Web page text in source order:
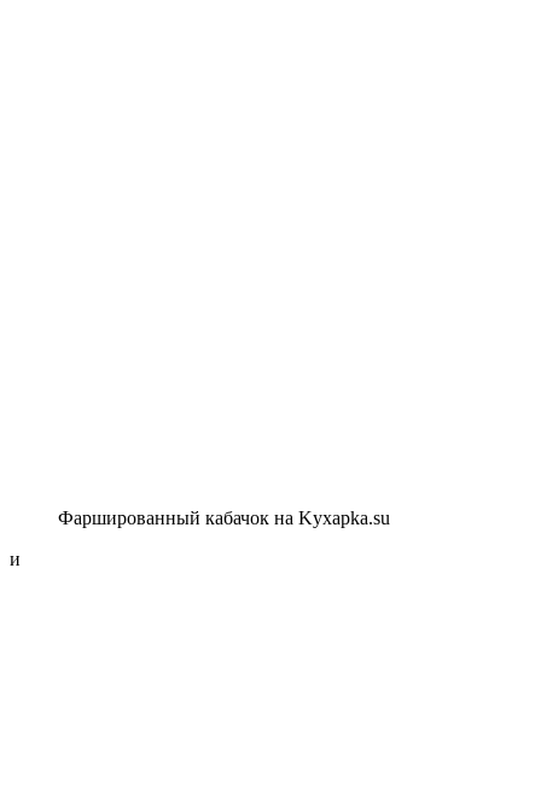
Фаршированный кабачок на Kyxapka.su
и